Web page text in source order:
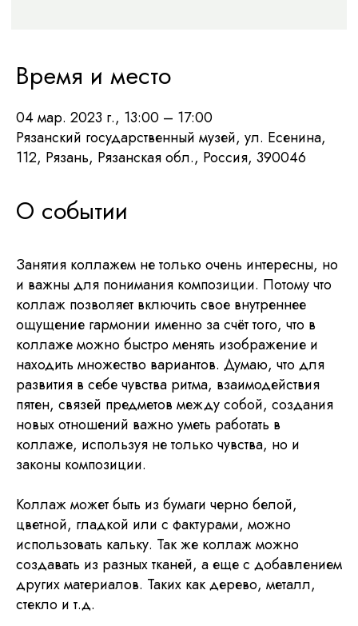
Время и место
04 мар. 2023 г., 13:00 – 17:00
Рязанский государственный музей, ул. Есенина,
112, Рязань, Рязанская обл., Россия, 390046
О событии
Занятия коллажем не только очень интересны, но
и важны для понимания композиции. Потому что
коллаж позволяет включить свое внутреннее
ощущение гармонии именно за счёт того, что в
коллаже можно быстро менять изображение и
находить множество вариантов. Думаю, что для
развития в себе чувства ритма, взаимодействия
пятен, связей предметов между собой, создания
новых отношений важно уметь работать в
коллаже, используя не только чувства, но и
законы композиции.
Коллаж может быть из бумаги черно белой,
цветной, гладкой или с фактурами, можно
использовать кальку. Так же коллаж можно
создавать из разных тканей, а еще с добавлением
других материалов. Таких как дерево, металл,
стекло и т.д.